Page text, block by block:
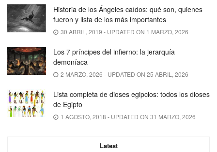
Historia de los Ángeles caídos: qué son, quienes
fueron y lista de los más importantes
30 ABRIL, 2019 - UPDATED ON 1 MARZO, 2026
Los 7 príncipes del infierno: la jerarquía
demoníaca
2 MARZO, 2026 - UPDATED ON 25 ABRIL, 2026
Lista completa de dioses egipcios: todos los dioses
de Egipto
1 AGOSTO, 2018 - UPDATED ON 31 MARZO, 2026
Latest